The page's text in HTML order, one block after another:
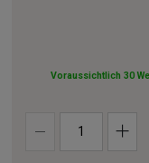
Voraussichtlich 30